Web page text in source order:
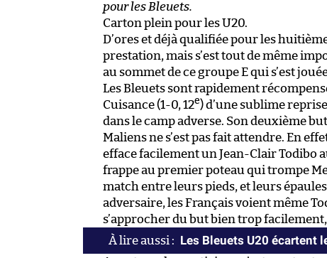
pour les Bleuets.
Carton plein pour les U20.
D’ores et déjà qualifiée pour les
prestation, mais s’est tout de même
au sommet de ce groupe E qui s’est
Les Bleuets sont rapidement
Cuisance (1-0, 12e) d’une sublime
dans le camp adverse. Son deuxième
Maliens ne s’est pas fait attendre. En
efface facilement un Jean-Clair Todibo
frappe au premier poteau qui trompe
match entre leurs pieds, et leurs
adversaire, les Français voient même
s’approcher du but bien trop
Les Bleuets U20 écartent